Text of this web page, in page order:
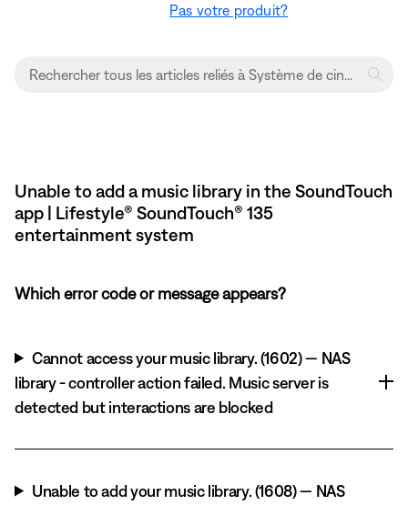
Pas votre produit?
Unable to add a music library in the SoundTouch
app | Lifestyle® SoundTouch® 135
entertainment system
Which error code or message appears?
Cannot access your music library. (1602) — NAS
library - controller action failed. Music server is
detected but interactions are blocked
Unable to add your music library. (1608) — NAS